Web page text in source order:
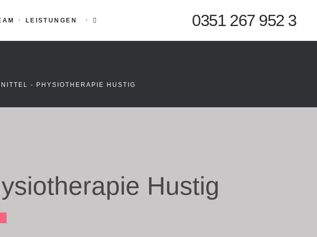
0351 267 952 3
LEISTUNGEN
- PHYSIOTHERAPIE HUSTIG
Hustig